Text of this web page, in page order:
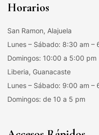
Horarios
San Ramon, Alajuela
Lunes – Sábado: 8:30 am –
Domingos: 10:00 a 5:00 pm
Liberia, Guanacaste
Lunes – Sábado: 9:00 am –
Domingos: de 10 a 5 pm